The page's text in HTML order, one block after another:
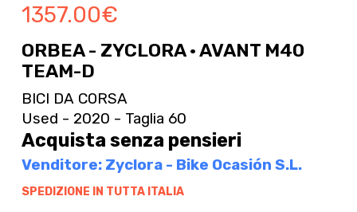
1357.00€
ORBEA - ZYCLORA · AVANT M40
TEAM-D
BICI DA CORSA
Used - 2020 - Taglia 60
Acquista senza pensieri
Venditore: Zyclora - Bike Ocasión S.L.
SPEDIZIONE IN TUTTA ITALIA